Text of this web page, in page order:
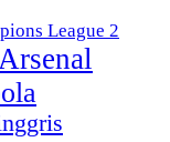
League 2
Arsenal